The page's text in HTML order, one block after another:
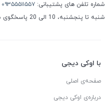
شماره تلفن های پشتیبانی: ۰۹۳۵۵۵۱۱۵۵۷
شنبه تا پنجشنبه، 10 الی 20 پاسخگوی شما هستیم
با اوکی دیجی
صفحه‌ی اصلی
درباره‌ی اوکی دیجی